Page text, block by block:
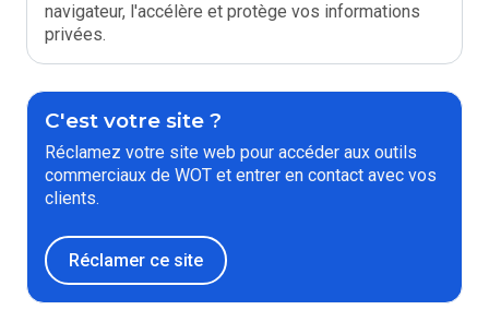
navigateur, l'accélère et protège vos informations
privées.
C'est votre site ?
Réclamez votre site web pour accéder aux outils
commerciaux de WOT et entrer en contact avec vos
clients.
Réclamer ce site